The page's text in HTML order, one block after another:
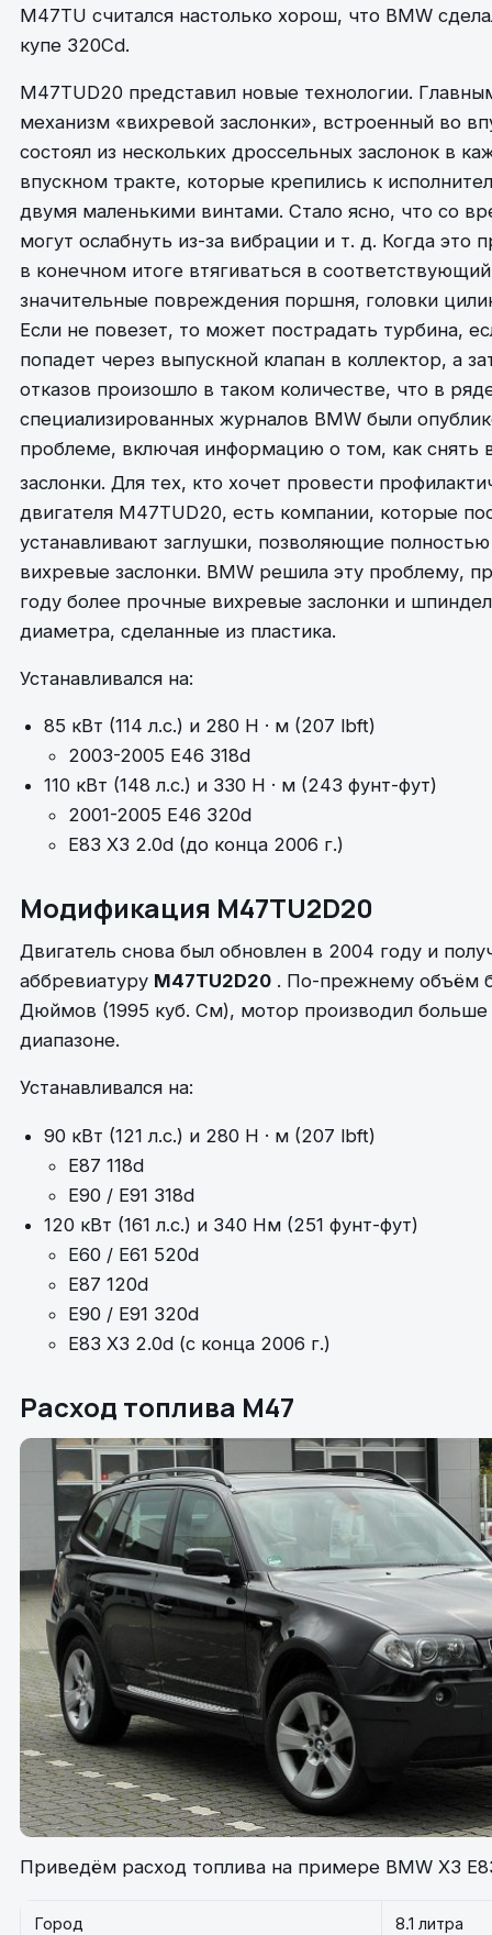
M47TU считался настолько хорош, что BMW
купе 320Cd.
M47TUD20 представил новые технологии.
механизм «вихревой заслонки», встроенный во
состоял из нескольких дроссельных заслонок в
впускном тракте, которые крепились к
двумя маленькими винтами. Стало ясно, что со
могут ослабнуть из-за вибрации и т. д. Когда это
в конечном итоге втягиваться в
значительные повреждения поршня, головки
Если не повезет, то может пострадать турбина,
попадет через выпускной клапан в коллектор, а
отказов произошло в таком количестве, что в
специализированных журналов BMW были
проблеме, включая информацию о том, как снять
заслонки. Для тех, кто хочет провести
двигателя M47TUD20, есть компании, которые
устанавливают заглушки, позволяющие полностью
вихревые заслонки. BMW решила эту проблему,
году более прочные вихревые заслонки и
диаметра, сделанные из пластика.
Устанавливался на:
85 кВт (114 л.с.) и 280 Н · м (207 lbft)
2003-2005 E46 318d
110 кВт (148 л.с.) и 330 Н · м (243 фунт-фут)
2001-2005 E46 320d
E83 X3 2.0d (до конца 2006 г.)
Модификация M47TU2D20
Двигатель снова был обновлен в 2004 году и
аббревиатуру M47TU2D20 . По-прежнему объём
Дюймов (1995 куб. См), мотор производил
диапазоне.
Устанавливался на:
90 кВт (121 л.с.) и 280 Н · м (207 lbft)
E87 118d
E90 / E91 318d
120 кВт (161 л.с.) и 340 Нм (251 фунт-фут)
E60 / E61 520d
E87 120d
E90 / E91 320d
E83 X3 2.0d (с конца 2006 г.)
Расход топлива M47
Приведём расход топлива на примере BMW X3
Город 8.1 литра